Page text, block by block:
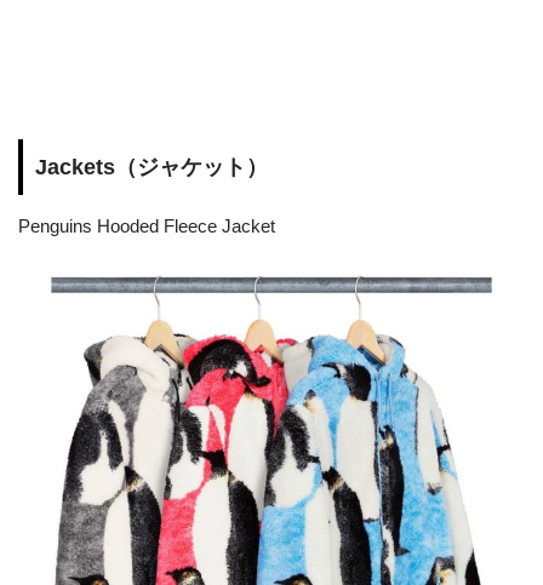
Jackets（ジャケット）
Penguins Hooded Fleece Jacket